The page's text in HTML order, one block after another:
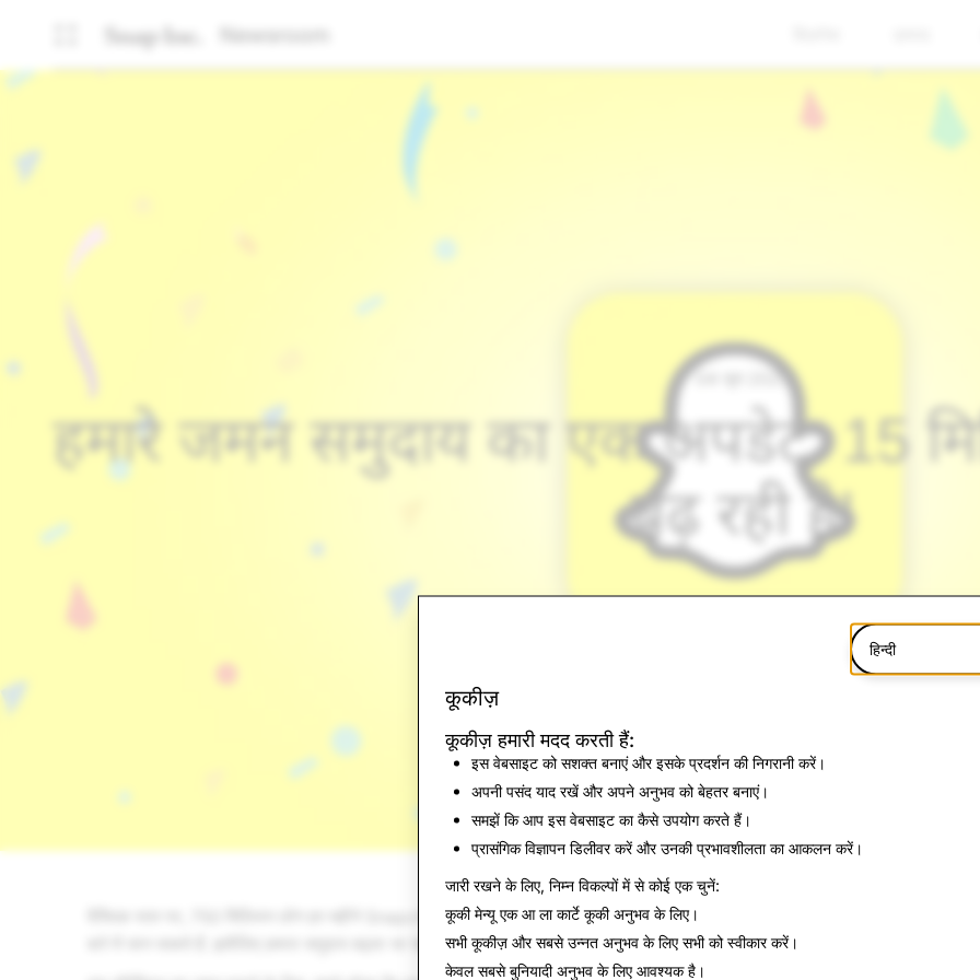
Newsroom
04 जून 2023
हमारे जर्मन समुदाय का एक अपडेट: 15
बढ़ रही है!
वैश्विक स्तर पर, 750 मिलियन लोग हर महीने Snapchat का इस्तेमाल करना पसंद करते हैं क्योंकि यह एक ऐसी जगह है जहां वे अपने फ़्रेंड्स के
बारे में जान सकते हैं. इसीलिए हमारा समुदाय बढ़ता जा रहा है - और आज हम यह घोषणा करते हुए रोमांचित हो रहे हैं कि जर्मनी में हमारे 15 मिलियन से
हिन्दी
कूकीज़
कूकीज़ हमारी मदद करती हैं:
इस वेबसाइट को सशक्त बनाएं और इसके प्रदर्शन की निगरानी करें।
अपनी पसंद याद रखें और अपने अनुभव को बेहतर बनाएं।
समझें कि आप इस वेबसाइट का कैसे उपयोग करते हैं।
प्रासंगिक विज्ञापन डिलीवर करें और उनकी प्रभावशीलता का आकलन करें।
जारी रखने के लिए, निम्न विकल्पों में से कोई एक चुनें:
कूकी मेन्यू एक आ ला कार्टे कूकी अनुभव के लिए।
सभी कूकीज़ और सबसे उन्नत अनुभव के लिएसभी को स्वीकार करें।
केवलसबसे बुनियादी अनुभव के लिए आवश्यक है।